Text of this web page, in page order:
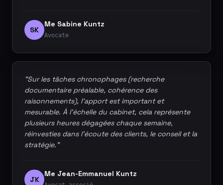
SK
Me Sabine Kuntz
Avocate
"Sur les tâches chronophages (recherche
documentaire préalable, cohérence des
raisonnements), l'apport est important et
mesurable. À l'échelle du cabinet, cela représente
plusieurs heures dégagées chaque semaine,
réinvesties dans l'écoute des clients, le conseil et la
stratégie."
JK
Me Jean-Emmanuel Kuntz